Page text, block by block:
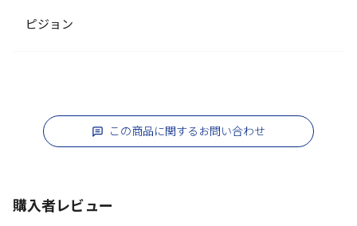
ピジョン
この商品に関するお問い合わせ
購入者レビュー